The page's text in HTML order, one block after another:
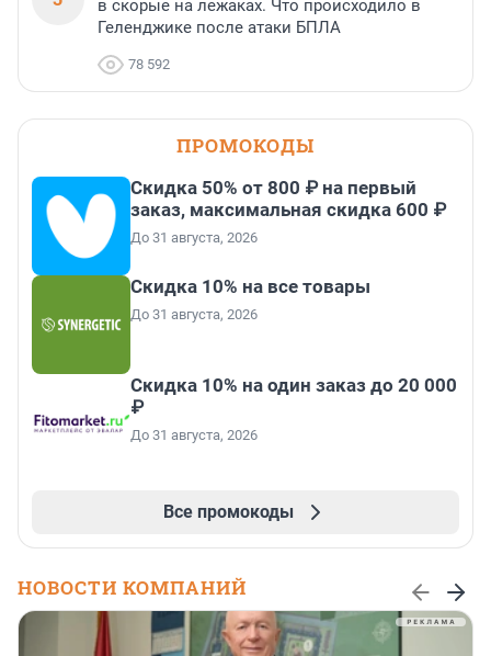
в скорые на лежаках. Что происходило в
Геленджике после атаки БПЛА
78 592
ПРОМОКОДЫ
Скидка 50% от 800 ₽ на первый
заказ, максимальная скидка 600 ₽
До 31 августа, 2026
Скидка 10% на все товары
До 31 августа, 2026
Скидка 10% на один заказ до 20 000
₽
До 31 августа, 2026
Все промокоды
НОВОСТИ КОМПАНИЙ